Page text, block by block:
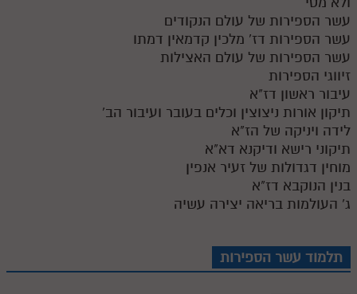
עשר הספירות של עולם הנקודים
עשר הספירות דז' מלכין קדמאין דמתו
עשר הספירות של עולם האצילות
זיווגי הספירות
עיבור ראשון דז"א
תיקון אורות ניצוצין וכלים בעובר ועיבור הב'
לידה ויניקה של הז"א
תיקוני רישא ודיקנא דא"א
מוחין דגדולות של זעיר אנפין
בנין הנוקבא דז"א
ג' העולמות בריאה יצירה עשיה
תלמוד עשר הספירות